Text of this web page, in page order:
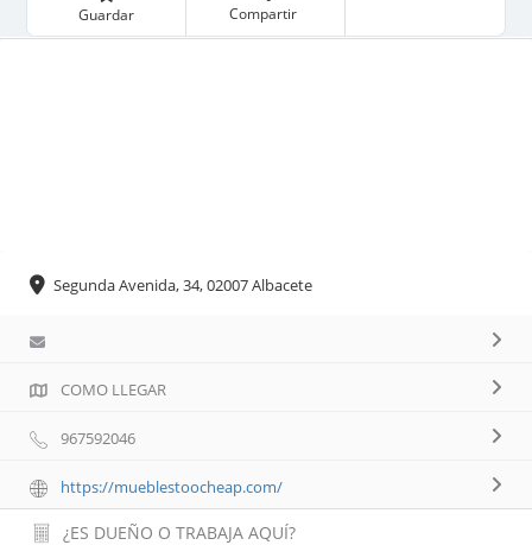
Guardar Compartir
Segunda Avenida, 34, 02007 Albacete
COMO LLEGAR
967592046
https://mueblestoocheap.com/
¿ES DUEÑO O TRABAJA AQUÍ?